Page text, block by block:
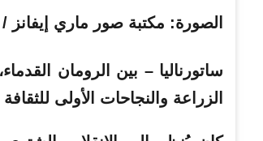
الصورة: مكتبة صور ماري إيفانز
ساتورناليا – بين الرومان
الزراعة والنجاحات الأولى للثقافة